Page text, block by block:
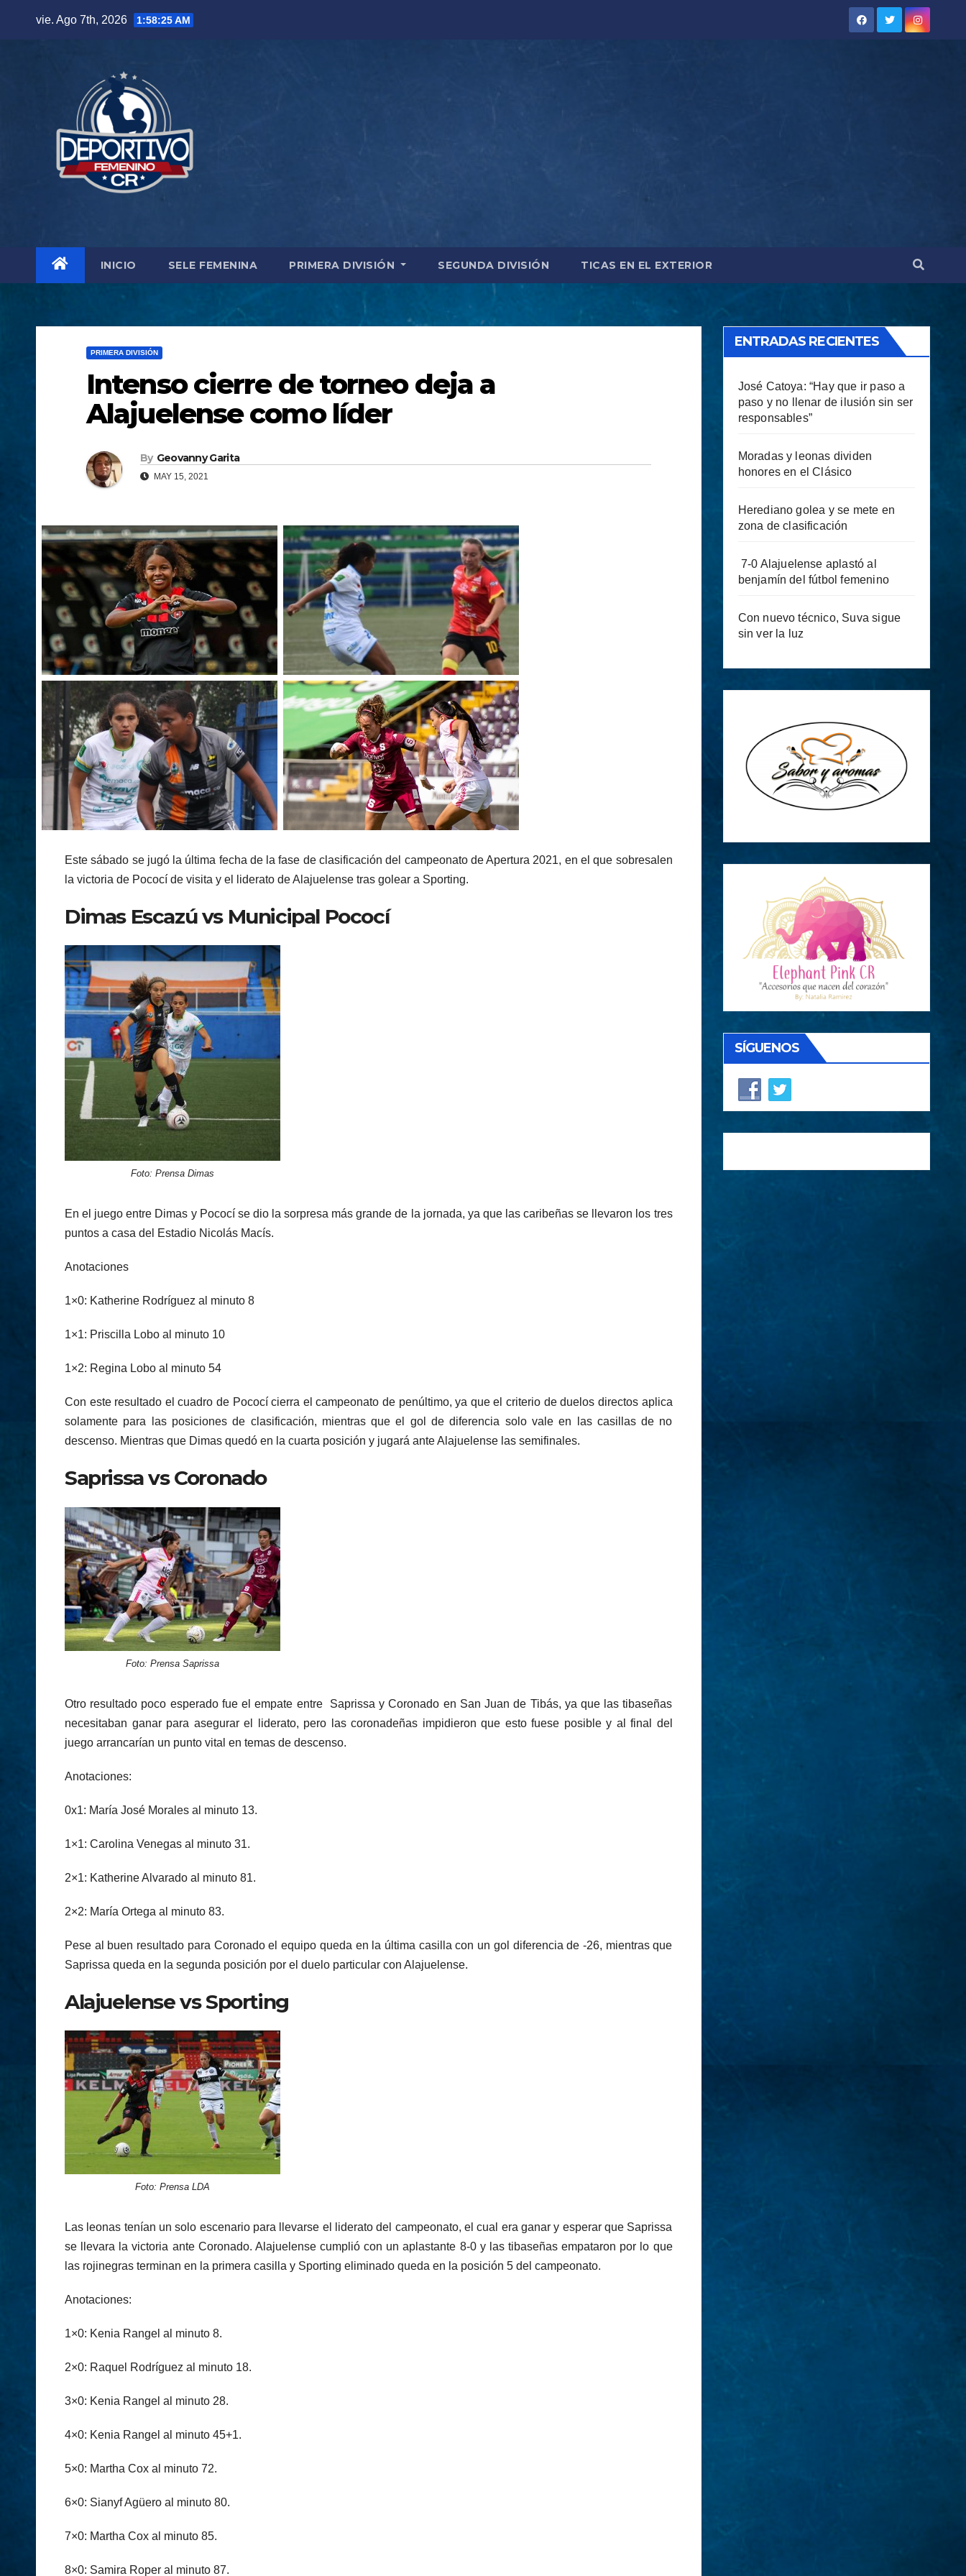
vie. Ago 7th, 2026 1:58:27 AM
INICIO SELE FEMENINA PRIMERA DIVISIÓN SEGUNDA DIVISIÓN TICAS EN EL EXTERIOR
PRIMERA DIVISIÓN
Intenso cierre de torneo deja a
Alajuelense como líder
By Geovanny Garita
MAY 15, 2021
Este sábado se jugó la última fecha de la fase de clasificación del campeonato de Apertura 2021, en el que sobresalen
la victoria de Pococí de visita y el liderato de Alajuelense tras golear a Sporting.
Dimas Escazú vs Municipal Pococí
Foto: Prensa Dimas
En el juego entre Dimas y Pococí se dio la sorpresa más grande de la jornada, ya que las caribeñas se llevaron los tres
puntos a casa del Estadio Nicolás Macís.
Anotaciones
1×0: Katherine Rodríguez al minuto 8
1×1: Priscilla Lobo al minuto 10
1×2: Regina Lobo al minuto 54
Con este resultado el cuadro de Pococí cierra el campeonato de penúltimo, ya que el criterio de duelos directos aplica
solamente para las posiciones de clasificación, mientras que el gol de diferencia solo vale en las casillas de no
descenso. Mientras que Dimas quedó en la cuarta posición y jugará ante Alajuelense las semifinales.
Saprissa vs Coronado
Foto: Prensa Saprissa
Otro resultado poco esperado fue el empate entre Saprissa y Coronado en San Juan de Tibás, ya que las tibaseñas
necesitaban ganar para asegurar el liderato, pero las coronadeñas impidieron que esto fuese posible y al final del
juego arrancarían un punto vital en temas de descenso.
Anotaciones:
0x1: María José Morales al minuto 13.
1×1: Carolina Venegas al minuto 31.
2×1: Katherine Alvarado al minuto 81.
2×2: María Ortega al minuto 83.
Pese al buen resultado para Coronado el equipo queda en la última casilla con un gol diferencia de -26, mientras que
Saprissa queda en la segunda posición por el duelo particular con Alajuelense.
Alajuelense vs Sporting
Foto: Prensa LDA
Las leonas tenían un solo escenario para llevarse el liderato del campeonato, el cual era ganar y esperar que Saprissa
se llevara la victoria ante Coronado. Alajuelense cumplió con un aplastante 8-0 y las tibaseñas empataron por lo que
las rojinegras terminan en la primera casilla y Sporting eliminado queda en la posición 5 del campeonato.
Anotaciones:
1×0: Kenia Rangel al minuto 8.
2×0: Raquel Rodríguez al minuto 18.
3×0: Kenia Rangel al minuto 28.
4×0: Kenia Rangel al minuto 45+1.
5×0: Martha Cox al minuto 72.
6×0: Sianyf Agüero al minuto 80.
7×0: Martha Cox al minuto 85.
8×0: Samira Roper al minuto 87.
ENTRADAS RECIENTES
José Catoya: “Hay que ir paso a
paso y no llenar de ilusión sin ser
responsables”
Moradas y leonas dividen
honores en el Clásico
Herediano golea y se mete en
zona de clasificación
7-0 Alajuelense aplastó al
benjamín del fútbol femenino
Con nuevo técnico, Suva sigue
sin ver la luz
SÍGUENOS